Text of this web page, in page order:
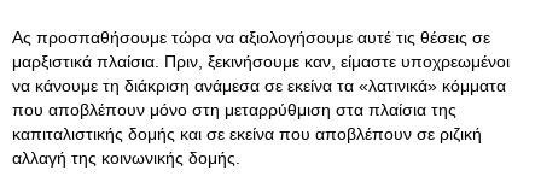
Ας προσπαθήσουμε τώρα να αξιολογήσουμε αυτέ τις θέσεις σε
μαρξιστικά πλαίσια. Πριν, ξεκινήσουμε καν, είμαστε υποχρεωμένοι
να κάνουμε τη διάκριση ανάμεσα σε εκείνα τα «λατινικά» κόμματα
που αποβλέπουν μόνο στη μεταρρύθμιση στα πλαίσια της
καπιταλιστικής δομής και σε εκείνα που αποβλέπουν σε ριζική
αλλαγή της κοινωνικής δομής.